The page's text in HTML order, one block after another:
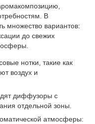
В
множество вариантов:
до свежих
нотки, такие как
воздух и
диффузоры с
отдельной зоны.
атмосферы: